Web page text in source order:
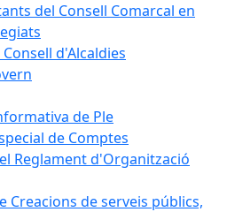
del Consell Comarcal en
d'Alcaldies
de Ple
de Comptes
Reglament d'Organització
Creacions de serveis públics,